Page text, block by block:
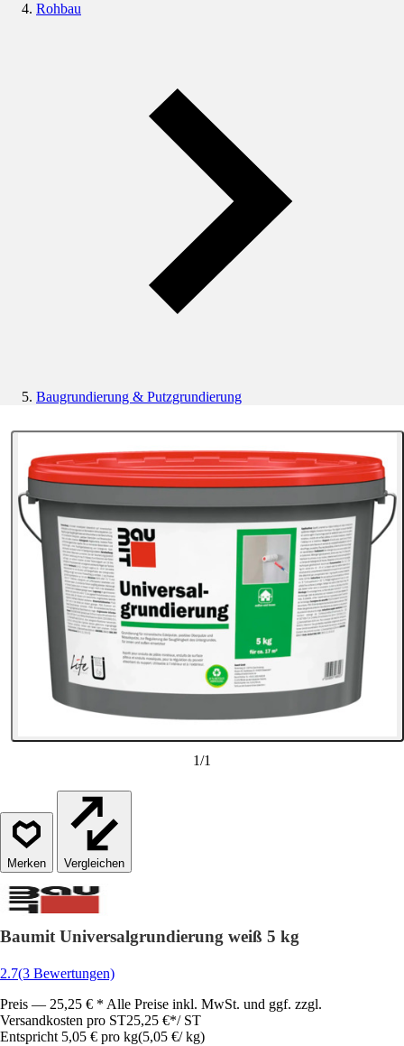
Rohbau
Baugrundierung & Putzgrundierung
1/1
Vergleichen
Baumit Universalgrundierung weiß 5 kg
2.7(3 Bewertungen)
Preis — 25,25 € * Alle Preise inkl. MwSt. und ggf. zzgl.
Versandkosten pro ST25,25 €*/ ST
Entspricht 5,05 € pro kg(5,05 €/ kg)